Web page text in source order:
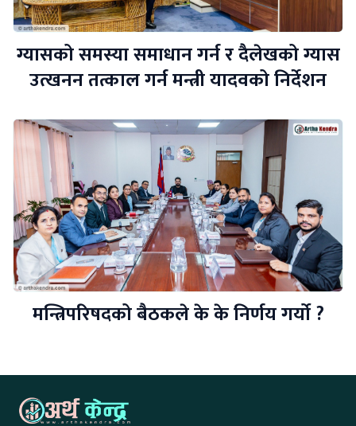
ग्यासको समस्या समाधान गर्न र दैलेखको ग्यास
उत्खनन तत्काल गर्न मन्त्री यादवको निर्देशन
मन्त्रिपरिषदको बैठकले के के निर्णय गर्यो ?